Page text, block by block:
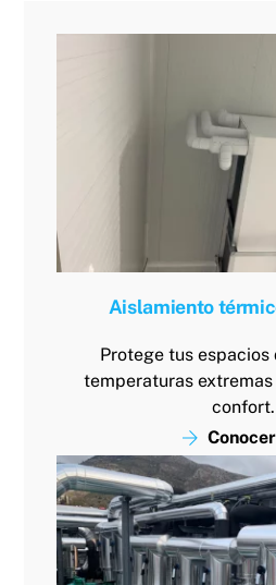
Aislamiento
Protege tus
temperaturas
confort.